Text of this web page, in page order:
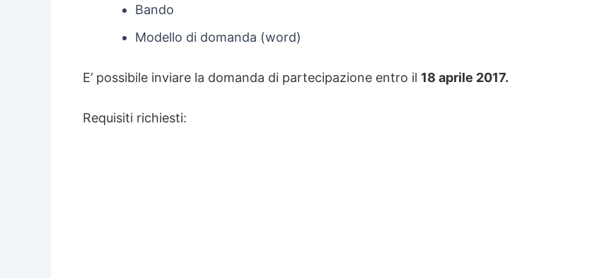
Bando
Modello di domanda (word)
E’ possibile inviare la domanda di partecipazione entro il 18 aprile 2017.
Requisiti richiesti: